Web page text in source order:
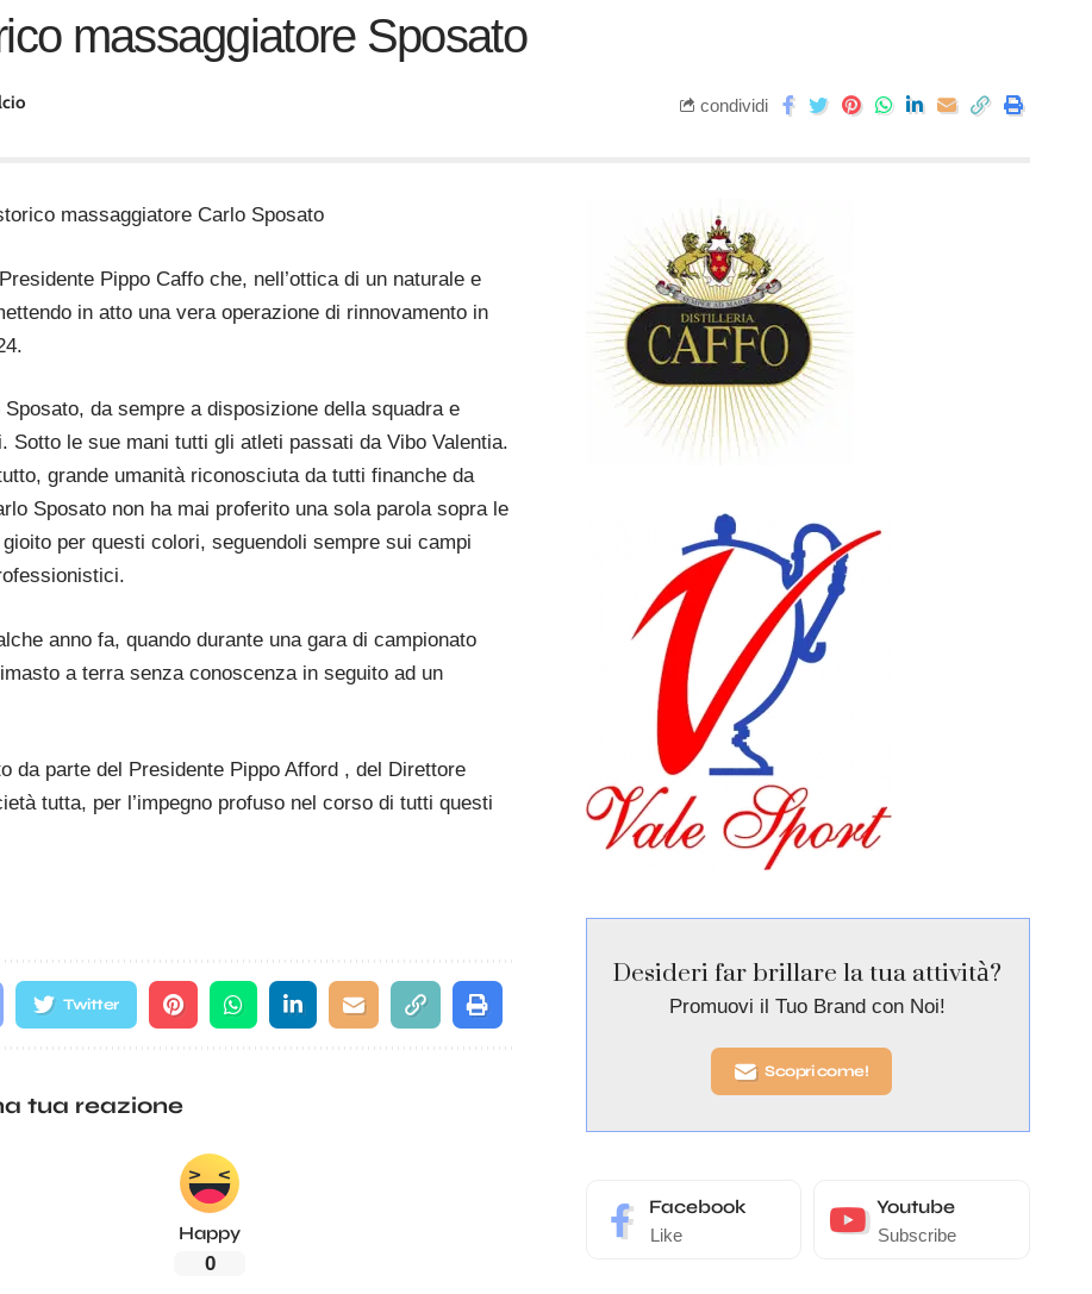
massaggiatore Sposato
condividi
massaggiatore Carlo Sposato
Pippo Caffo che, nell’ottica di un naturale e
in atto una vera operazione di rinnovamento in
da sempre a disposizione della squadra e
Sotto le sue mani tutti gli atleti passati da Vibo Valentia.
grande umanità riconosciuta da tutti finanche da
Sposato non ha mai proferito una sola parola sopra le
per questi colori, seguendoli sempre sui campi
anno fa, quando durante una gara di campionato
a terra senza conoscenza in seguito ad un
da parte del Presidente Pippo Afford , del Direttore
tutta, per l’impegno profuso nel corso di tutti questi
Twitter
tua reazione
Happy
0
Desideri far brillare la tua attività?
Promuovi il Tuo Brand con Noi!
Scopri come!
Facebook
Like
Youtube
Subscribe